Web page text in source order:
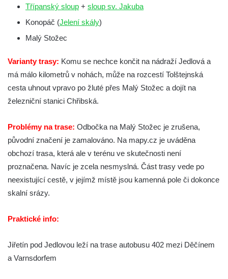
Třípanský sloup + sloup sv. Jakuba
Konopáč (Jelení skály)
Malý Stožec
Varianty trasy: Komu se nechce končit na nádraží Jedlová a
má málo kilometrů v nohách, může na rozcestí Tolštejnská
cesta uhnout vpravo po žluté přes Malý Stožec a dojít na
železniční stanici Chřibská.
Problémy na trase: Odbočka na Malý Stožec je zrušena,
původní značení je zamalováno. Na mapy.cz je uváděna
obchozí trasa, která ale v terénu ve skutečnosti není
proznačena. Navíc je zcela nesmyslná. Část trasy vede po
neexistující cestě, v jejímž místě jsou kamenná pole či dokonce
skalní srázy.
Praktické info:
Jiřetín pod Jedlovou leží na trase autobusu 402 mezi Děčínem
a Varnsdorfem